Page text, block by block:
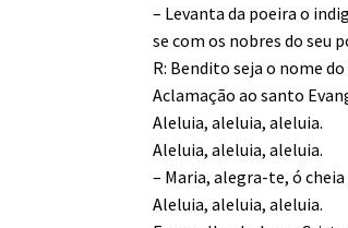
– Levanta da poeira o
se com os nobres do seu
R: Bendito seja o nome
Aclamação ao santo
Aleluia, aleluia, aleluia.
Aleluia, aleluia, aleluia.
– Maria, alegra-te, ó
Aleluia, aleluia, aleluia.